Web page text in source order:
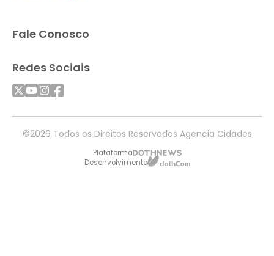
Fale Conosco
Redes Sociais
©2026 Todos os Direitos Reservados Agencia Cidades
Plataforma
Desenvolvimento